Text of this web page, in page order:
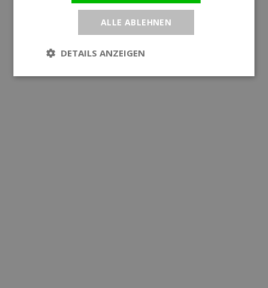
ALLE ABLEHNEN
DETAILS ANZEIGEN